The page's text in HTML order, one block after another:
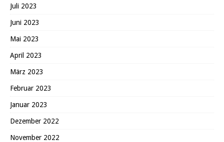
Juli 2023
Juni 2023
Mai 2023
April 2023
März 2023
Februar 2023
Januar 2023
Dezember 2022
November 2022